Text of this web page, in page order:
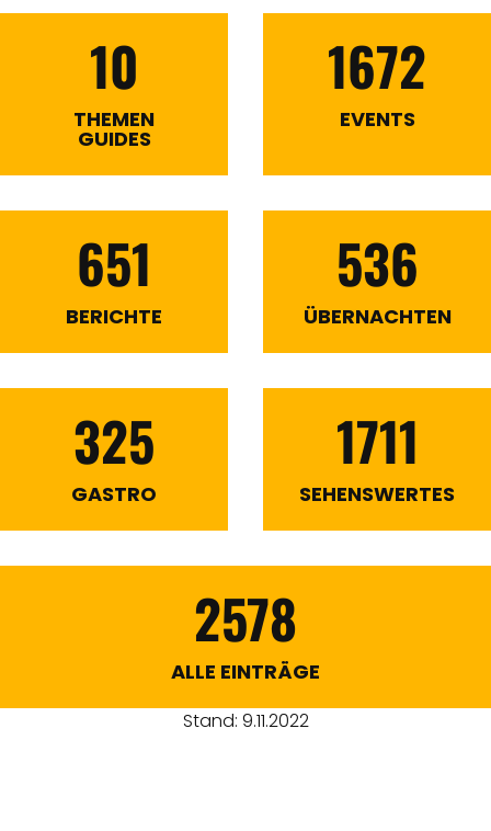
10
THEMEN
GUIDES
1672
EVENTS
651
BERICHTE
536
ÜBERNACHTEN
325
GASTRO
1711
SEHENSWERTES
2578
ALLE EINTRÄGE
Stand: 9.11.2022